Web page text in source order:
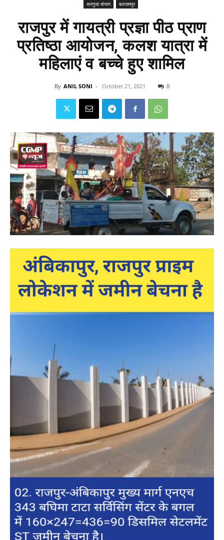
सरगुजा संभाग बलरामपुर
राजपुर में गायत्री प्रज्ञा पीठ प्राण
प्रतिष्ठा आयोजन, कलश यात्रा में
महिलाएं व बच्चे हुए शामिल
By ANIL SONI - October 21, 2021 0